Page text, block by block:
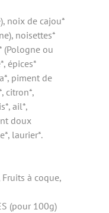
noix de cajou*
noisettes*
(Pologne ou
épices*
piment de
citron*,
ail*,
doux
laurier*.
Fruits à coque,
(pour 100g)